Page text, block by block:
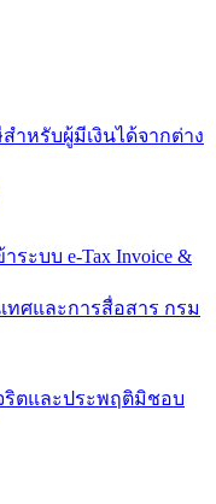
ำหรับผู้มีเงินได้จากต่าง
ะบบ e-Tax Invoice &
ทศและการสื่อสาร กรม
ริตและประพฤติมิชอบ